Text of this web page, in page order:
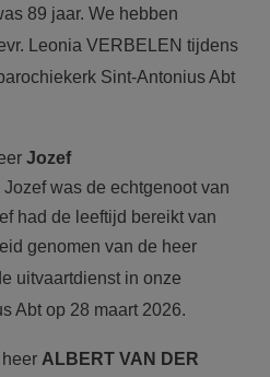
89 jaar. We hebben
Leonia VERBELEN tijdens
Sint-Antonius Abt
Jozef
was de echtgenoot van
had de leeftijd bereikt van
genomen van de heer
uitvaartdienst in onze
Abt op 28 maart 2026.
ALBERT VAN DER